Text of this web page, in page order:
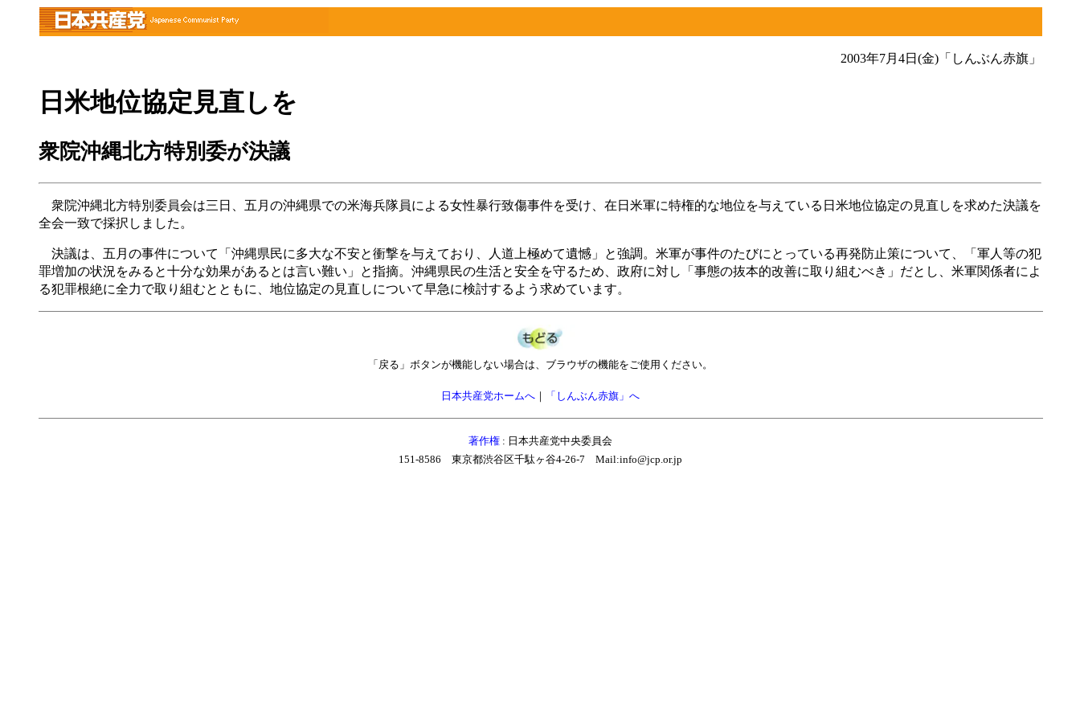
2003年7月4日(金)「しんぶん赤旗」
日米地位協定見直しを
衆院沖縄北方特別委が決議
衆院沖縄北方特別委員会は三日、五月の沖縄県での米海兵隊員による女性暴行致傷事件を受け、在日米軍に特権的な地位を与えている日米地位協定の見直しを求めた決議を
全会一致で採択しました。
決議は、五月の事件について「沖縄県民に多大な不安と衝撃を与えており、人道上極めて遺憾」と強調。米軍が事件のたびにとっている再発防止策について、「軍人等の犯
罪増加の状況をみると十分な効果があるとは言い難い」と指摘。沖縄県民の生活と安全を守るため、政府に対し「事態の抜本的改善に取り組むべき」だとし、米軍関係者によ
る犯罪根絶に全力で取り組むとともに、地位協定の見直しについて早急に検討するよう求めています。
「戻る」ボタンが機能しない場合は、ブラウザの機能をご使用ください。
日本共産党ホームへ｜ 「しんぶん赤旗」へ
著作権: 日本共産党中央委員会
151-8586 東京都渋谷区千駄ヶ谷4-26-7 Mail:info@jcp.or.jp